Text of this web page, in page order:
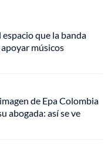
que la banda
músicos
de Epa Colombia
abogada: así se ve